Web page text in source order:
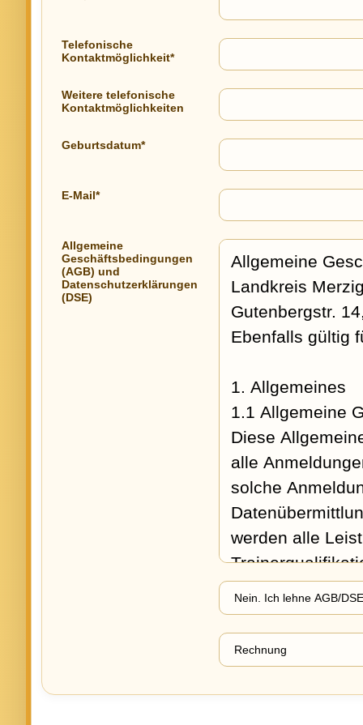
Telefonische
Kontaktmöglichkeit*
Weitere telefonische
Kontaktmöglichkeiten
Geburtsdatum*
E-Mail*
Allgemeine
Geschäftsbedingungen
(AGB) und
Datenschutzerklärungen
(DSE)